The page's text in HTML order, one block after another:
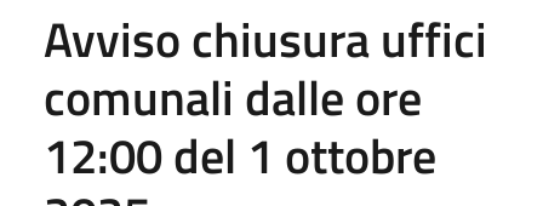
Avviso chiusura uffici
comunali dalle ore
12:00 del 1 ottobre